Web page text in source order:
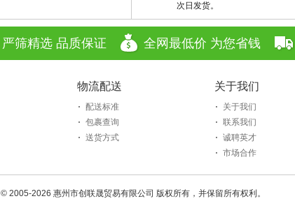
次日发货。
严筛精选 品质保证 全网最低价 为您省钱
物流配送
配送标准
包裹查询
送货方式
关于我们
关于我们
联系我们
诚聘英才
市场合作
© 2005-2026 惠州市创联晟贸易有限公司 版权所有，并保留所有权利。